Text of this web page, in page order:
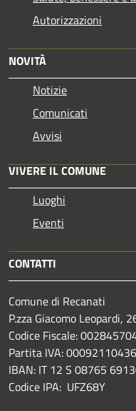
Autorizzazioni
NOVITÀ
Notizie
Comunicati
Avvisi
VIVERE IL COMUNE
Luoghi
Eventi
CONTATTI
Comune di Recanati
P.zza Giacomo Leopardi,
Codice Fiscale:
Partita IVA: 00092110436
IBAN: IT 12 S 08765
Codice IPA: UFZ68Y